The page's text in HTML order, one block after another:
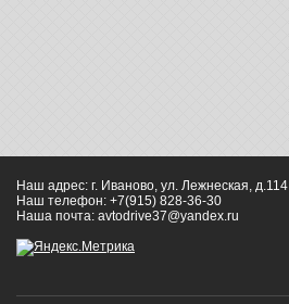
Наш адрес: г. Иваново, ул. Лежнеская, д.114
Наш телефон: +7(915) 828-36-30
Наша почта: avtodrive37@yandex.ru